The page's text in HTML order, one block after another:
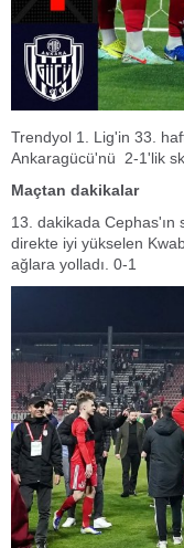
Trendyol 1. Lig'in 33.
Ankaragücü'nü 2-1'lik
Maçtan dakikalar
13. dakikada Cephas'ın
direkte iyi yükselen
ağlara yolladı. 0-1